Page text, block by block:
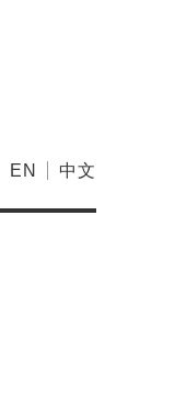
搜尋(開啟搜尋視窗)
EN 中文